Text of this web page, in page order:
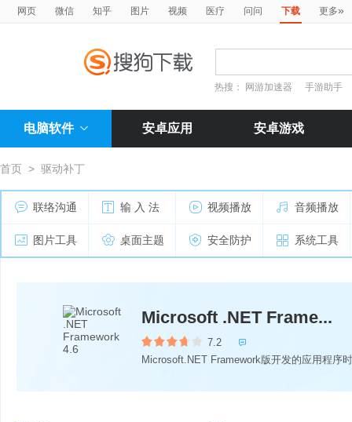
网页 微信 知乎 图片 视频 医疗 问问 下载 更多»
热搜： 网游加速器 手游助手
电脑软件 安卓应用 安卓游戏
首页 > 驱动补丁
联络沟通 输 入 法 视频播放 音频播放
图片工具 桌面主题 安全防护 系统工具
Microsoft .NET Frame...
7.2 
Microsoft.NET Framework版开发的应用程序